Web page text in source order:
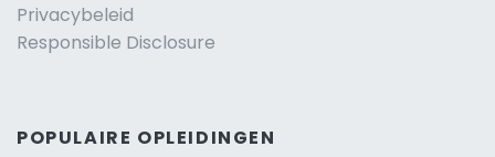
Privacybeleid
Responsible Disclosure
POPULAIRE OPLEIDINGEN